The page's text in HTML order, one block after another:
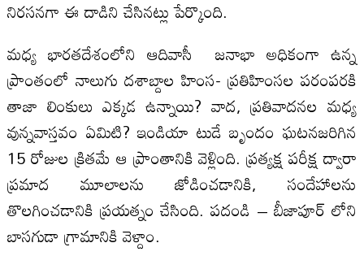
నిరసనగా ఈ దాడిని చేసినట్లు పేర్కొంది.
మధ్య భారతదేశంలోని ఆదివాసీ జనాభా అధికంగా ఉన్న
ప్రాంతంలో నాలుగు దశాబ్దాల హింస- ప్రతిహింసల పరంపరకి
తాజా లింకులు ఎక్కడ ఉన్నాయి? వాద, ప్రతివాదనల మధ్య
వున్నవాస్తవం ఏమిటి? ఇండియా టుడే బృందం ఘటనజరిగిన
15 రోజుల క్రితమే ఆ ప్రాంతానికి వెళ్లింది. ప్రత్యక్ష పరీక్ష ద్వారా
ప్రమాద మూలాలను జోడించడానికి, సందేహాలను
తొలగించడానికి ప్రయత్నం చేసింది. పదండి – బీజాపూర్ లోని
బాసగుడా గ్రామానికి వెళ్దాం.